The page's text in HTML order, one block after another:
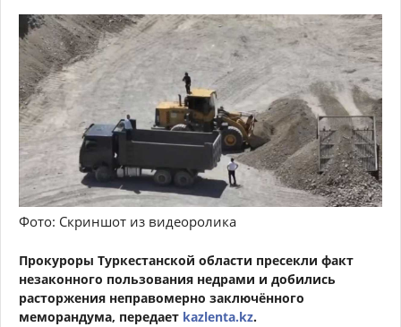
Фото: Скриншот из видеоролика
Прокуроры Туркестанской области пресекли факт
незаконного пользования недрами и добились
расторжения неправомерно заключённого
меморандума, передает kazlenta.kz.